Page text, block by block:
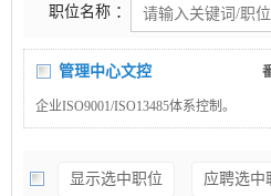
职位名称 ：
管理中心文控
企业ISO9001/ISO13485体系控制。
显示选中职位 应聘选中